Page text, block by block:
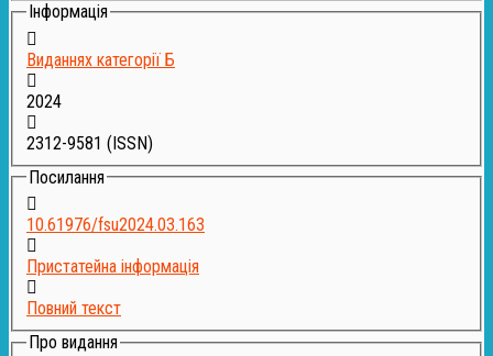
Інформація
Виданнях категорії Б
2024
2312-9581 (ISSN)
Посилання
10.61976/fsu2024.03.163
Пристатейна інформація
Повний текст
Про видання